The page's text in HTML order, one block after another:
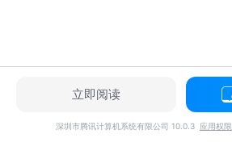
立即阅读
深圳市腾讯计算机系统有限公司 10.0.3 应用权限